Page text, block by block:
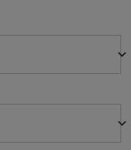
keyboard_arrow_down
keyboard_arrow_down